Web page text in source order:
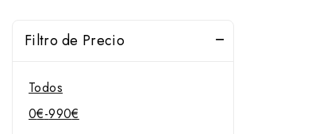
Filtro de Precio
Todos
0€-990€